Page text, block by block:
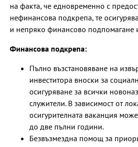
на факта, че едновременно с
нефинансова подкрепа, те
и непряко финансово подпомагане
Финансова подкрепа:
Пълно възстановяване на
инвеститора вноски за
осигуряване за всички
служители. В зависимост от
осигурителната ваканция
до две пълни години.
Безвъзмездна помощ за